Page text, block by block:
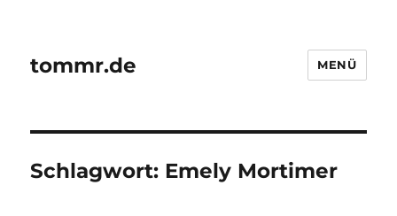
tommr.de MENÜ
Schlagwort: Emely Mortimer